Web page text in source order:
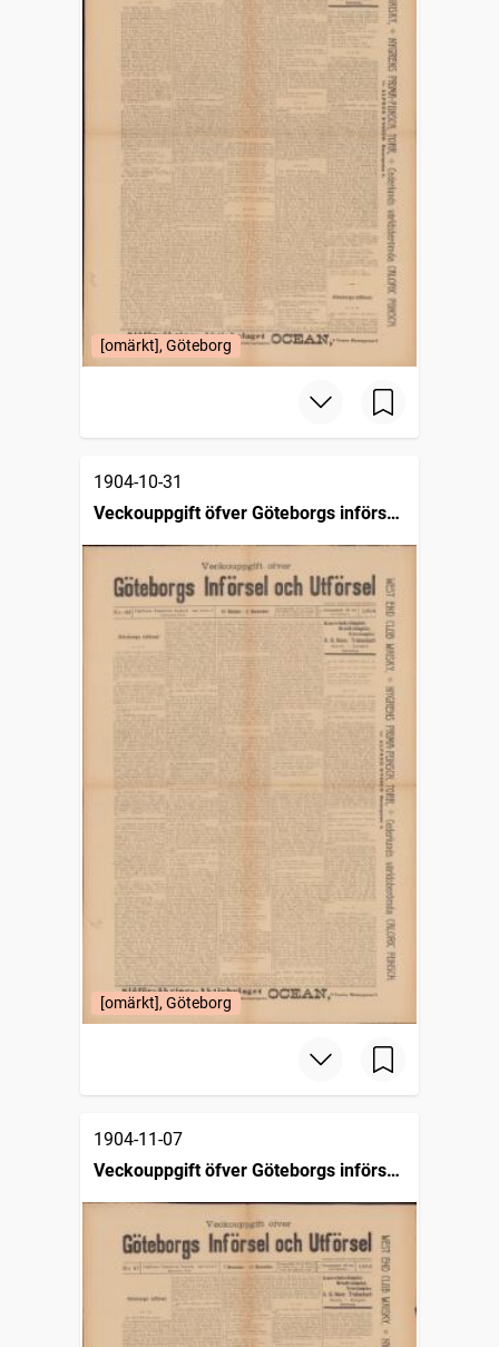
[omärkt], Göteborg
1904-10-31
Veckouppgift öfver Göteborgs införsel
och utförsel
[omärkt], Göteborg
1904-11-07
Veckouppgift öfver Göteborgs införsel